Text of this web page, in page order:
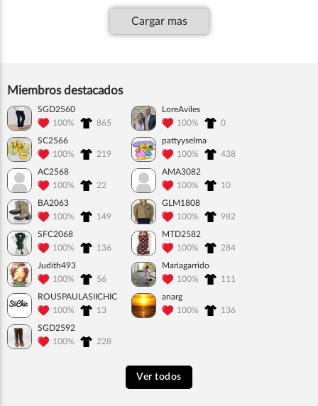
Cargar mas
Miembros destacados
SGD2560
100%
865
LoreAviles
100%
0
SC2566
100%
219
pattyyselma
100%
438
AC2568
100%
22
AMA3082
100%
10
BA2063
100%
149
GLM1808
100%
982
SFC2068
100%
136
MTD2582
100%
284
Judith493
100%
56
Mariagarrido
100%
111
ROUSPAULASIICHIC
100%
13
anarg
100%
136
SGD2592
100%
228
Ver todos